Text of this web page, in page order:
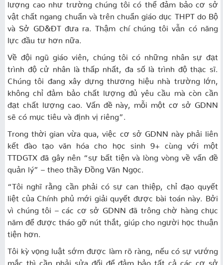
lượng cao như trường chúng tôi có thể đảm bảo cơ sở
vật chất ngang chuẩn và trên chuẩn giáo dục THPT do Bộ
và Sở GD&ĐT đưa ra. Thậm chí chúng tôi vẫn có năng
lực đầu tư hơn nữa.
Về đội ngũ giáo viên, chúng tôi có những nhân sự đạt
trình độ cử nhân là thấp nhất, đa số là trình độ thạc sĩ.
Chúng tôi đang xây dựng thương hiệu nhà trường lớn,
không chỉ đảm bảo chất lượng đủ yêu cầu mà còn cần
đạt chất lượng cao. Vấn đề này, mỗi một cơ sở GDNN
sẽ có mục tiêu và định vị riêng”.
Trong thời gian vừa qua, việc cơ sở GDNN này phải liên
kết đào tạo văn hóa cho học sinh 9+ cùng với một
TTDGTX đã gây nên “sự bất tiện và lòng vòng về vấn đề
quản lý” – theo thầy Đồng Văn Ngọc.
“Tôi nghĩ rằng cần phải có sự can thiệp, chỉ đạo quyết
liệt của Chính phủ mới giải quyết được bài toán này. Bởi
vì chúng tôi – các cơ sở GDNN đã trông chờ hàng chục
năm để được tháo gỡ nút thắt, giúp cho người học thuận
tiện hơn.
Tôi kỳ vọng luật sớm được làm rõ ràng, nếu có sự vướng
mắc thì cần phải sửa đổi để đảm bảo tất cả các cơ sở